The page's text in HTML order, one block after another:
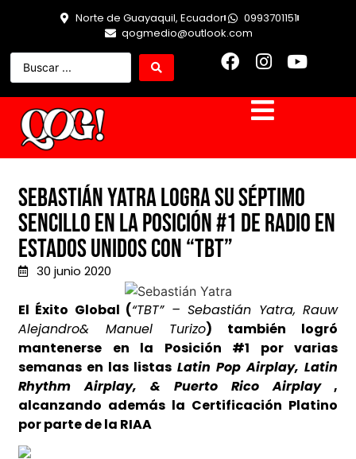
Norte de Guayaquil, Ecuador
0993701151
qogmedio@outlook.com
Sebastián Yatra logra su séptimo
sencillo en la Posición #1 de Radio en
Estados Unidos con “TBT”
30 junio 2020
El Éxito Global (“TBT” – Sebastián Yatra, Rauw
Alejandro& Manuel Turizo)
también logró
mantenerse en la Posición #1 por varias
semanas en las listas Latin Pop Airplay, Latin
Rhythm Airplay, & Puerto Rico Airplay,
alcanzando además la Certificación Platino
por parte de la RIAA